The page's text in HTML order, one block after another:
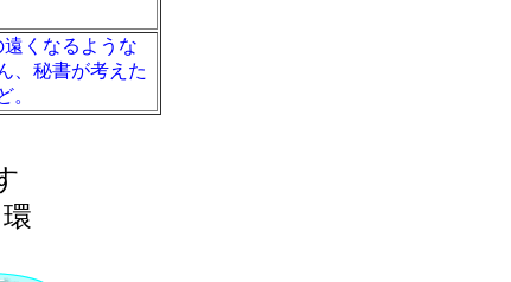
くなるような
、秘書が考えた
。